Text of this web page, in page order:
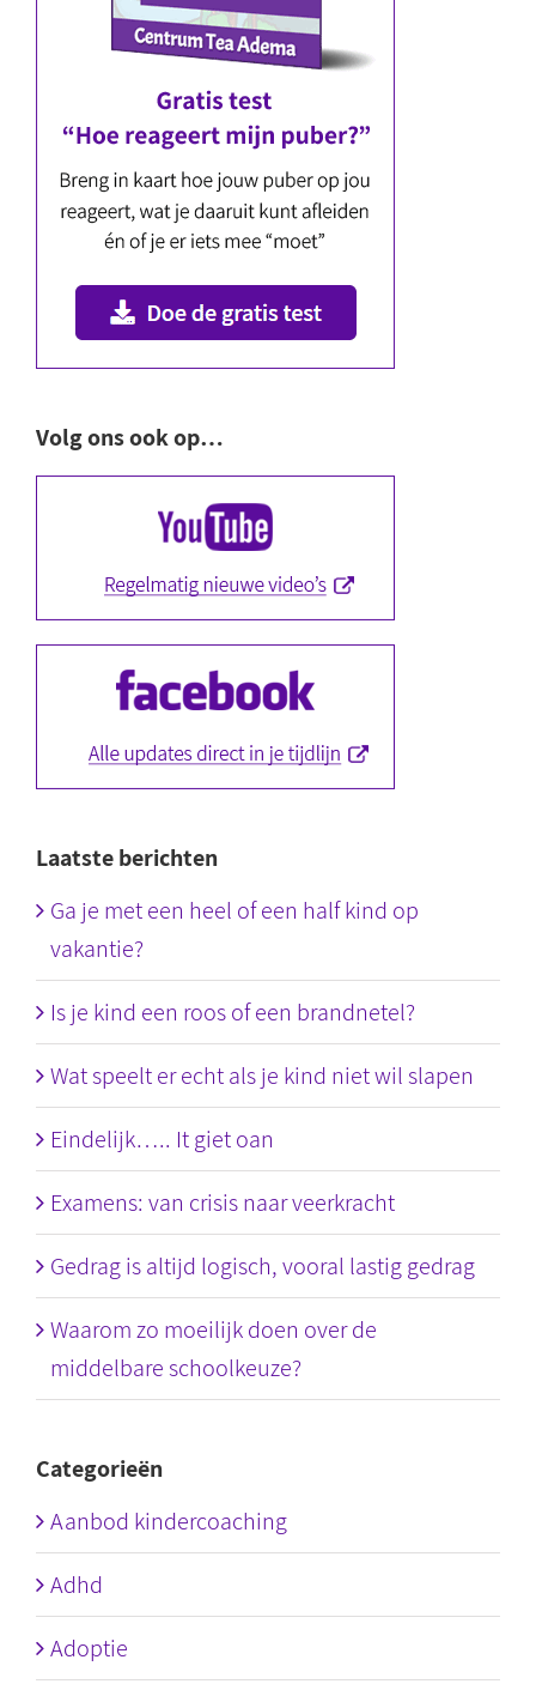
Volg ons ook op…
Laatste berichten
Ga je met een heel of een half kind op
vakantie?
Is je kind een roos of een brandnetel?
Wat speelt er echt als je kind niet wil slapen
Eindelijk….. It giet oan
Examens: van crisis naar veerkracht
Gedrag is altijd logisch, vooral lastig gedrag
Waarom zo moeilijk doen over de
middelbare schoolkeuze?
Categorieën
Aanbod kindercoaching
Adhd
Adoptie